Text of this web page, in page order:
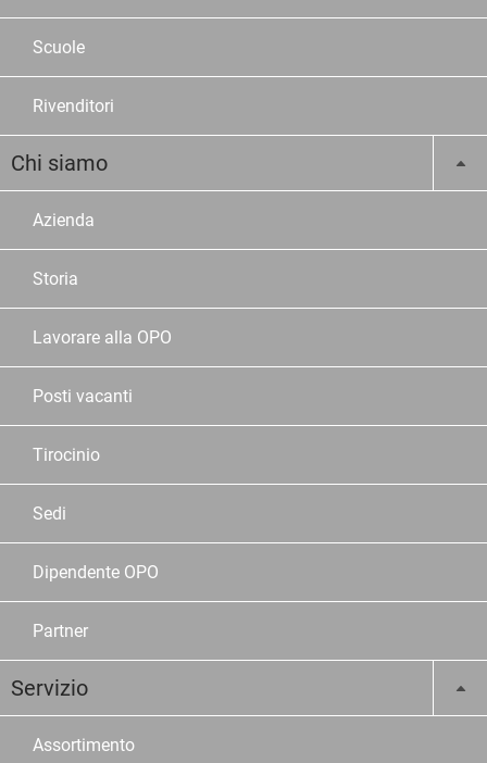
Scuole
Rivenditori
Chi siamo
Azienda
Storia
Lavorare alla OPO
Posti vacanti
Tirocinio
Sedi
Dipendente OPO
Partner
Servizio
Assortimento